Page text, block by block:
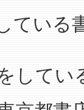
ている
してい